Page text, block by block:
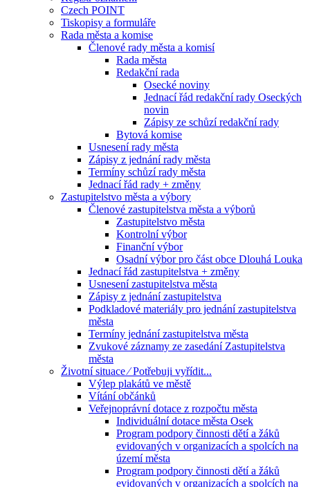
Czech POINT
Tiskopisy a formuláře
Rada města a komise
Členové rady města a komisí
Rada města
Redakční rada
Osecké noviny
Jednací řád redakční rady Oseckých
novin
Zápisy ze schůzí redakční rady
Bytová komise
Usnesení rady města
Zápisy z jednání rady města
Termíny schůzí rady města
Jednací řád rady + změny
Zastupitelstvo města a výbory
Členové zastupitelstva města a výborů
Zastupitelstvo města
Kontrolní výbor
Finanční výbor
Osadní výbor pro část obce Dlouhá Louka
Jednací řád zastupitelstva + změny
Usnesení zastupitelstva města
Zápisy z jednání zastupitelstva
Podkladové materiály pro jednání zastupitelstva
města
Termíny jednání zastupitelstva města
Zvukové záznamy ze zasedání Zastupitelstva
města
Životní situace ⁄ Potřebuji vyřídit...
Výlep plakátů ve městě
Vítání občánků
Veřejnoprávní dotace z rozpočtu města
Individuální dotace města Osek
Program podpory činnosti dětí a žáků
evidovaných v organizacích a spolcích na
území města
Program podpory činnosti dětí a žáků
evidovaných v organizacích a spolcích na